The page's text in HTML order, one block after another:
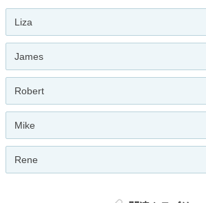
Liza
James
Robert
Mike
Rene